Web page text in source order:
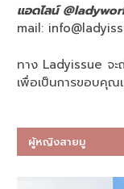
แอดไลน์
mail:
ทาง Ladyissue จ
เพื่อเป็นการขอบคุณ
ผู้หญิงสายมู